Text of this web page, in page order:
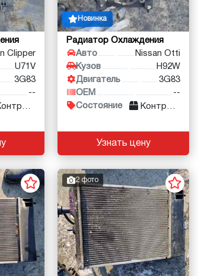
Clipper
U71V
3G83
--
Новинка
Радиатор Охлаждения
Авто
Nissan Otti
Кузов
H92W
Двигатель
3G83
OEM
--
Состояние
Контракт
Узнать цену
2 фото